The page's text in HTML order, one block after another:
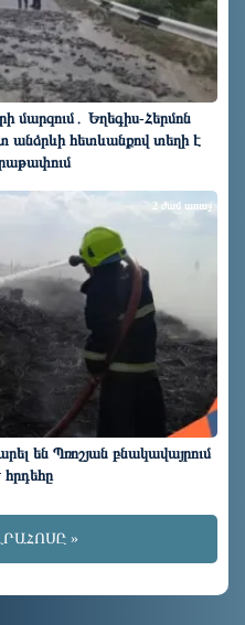
մարզում․ Եղեգիս-Հերմոն
հետևանքով տեղի է
են Պռոշյան բնակավայրում
հրդեհը
2 ժամ առաջ
»